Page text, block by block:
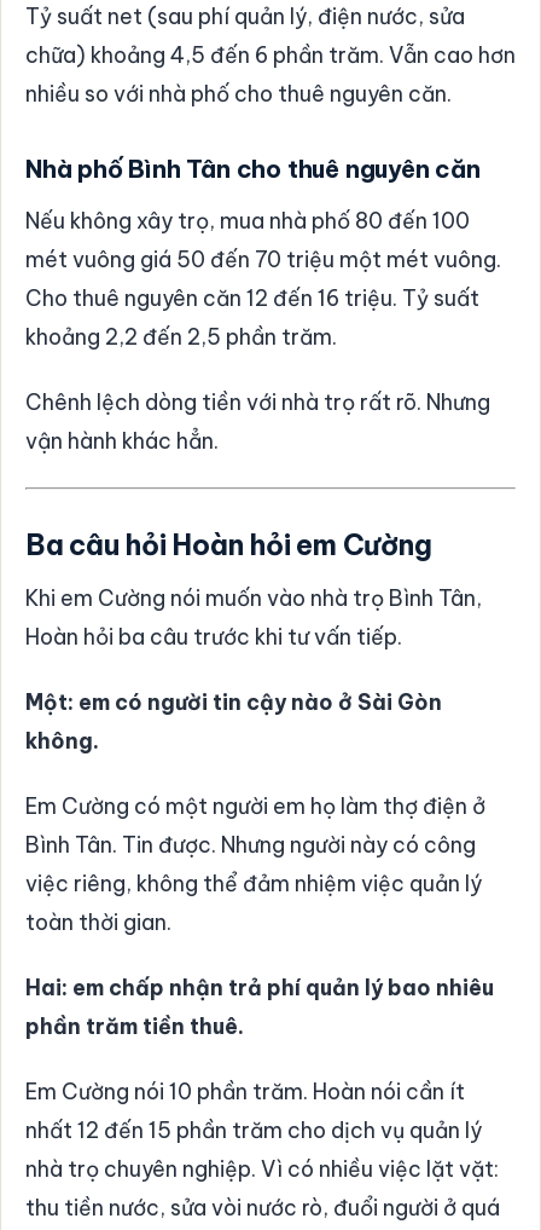
Tỷ suất net (sau phí quản lý, điện nước, sửa
chữa) khoảng 4,5 đến 6 phần trăm. Vẫn cao hơn
nhiều so với nhà phố cho thuê nguyên căn.
Nhà phố Bình Tân cho thuê nguyên căn
Nếu không xây trọ, mua nhà phố 80 đến 100
mét vuông giá 50 đến 70 triệu một mét vuông.
Cho thuê nguyên căn 12 đến 16 triệu. Tỷ suất
khoảng 2,2 đến 2,5 phần trăm.
Chênh lệch dòng tiền với nhà trọ rất rõ. Nhưng
vận hành khác hẳn.
Ba câu hỏi Hoàn hỏi em Cường
Khi em Cường nói muốn vào nhà trọ Bình Tân,
Hoàn hỏi ba câu trước khi tư vấn tiếp.
Một: em có người tin cậy nào ở Sài Gòn
không.
Em Cường có một người em họ làm thợ điện ở
Bình Tân. Tin được. Nhưng người này có công
việc riêng, không thể đảm nhiệm việc quản lý
toàn thời gian.
Hai: em chấp nhận trả phí quản lý bao nhiêu
phần trăm tiền thuê.
Em Cường nói 10 phần trăm. Hoàn nói cần ít
nhất 12 đến 15 phần trăm cho dịch vụ quản lý
nhà trọ chuyên nghiệp. Vì có nhiều việc lặt vặt:
thu tiền nước, sửa vòi nước rò, đuổi người ở quá